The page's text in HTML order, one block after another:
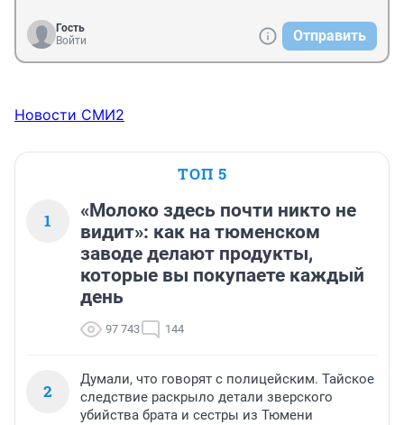
Гость
Войти
Отправить
Новости СМИ2
ТОП 5
1
«Молоко здесь почти никто не
видит»: как на тюменском
заводе делают продукты,
которые вы покупаете каждый
день
97 743 144
2
Думали, что говорят с полицейским. Тайское
следствие раскрыло детали зверского
убийства брата и сестры из Тюмени